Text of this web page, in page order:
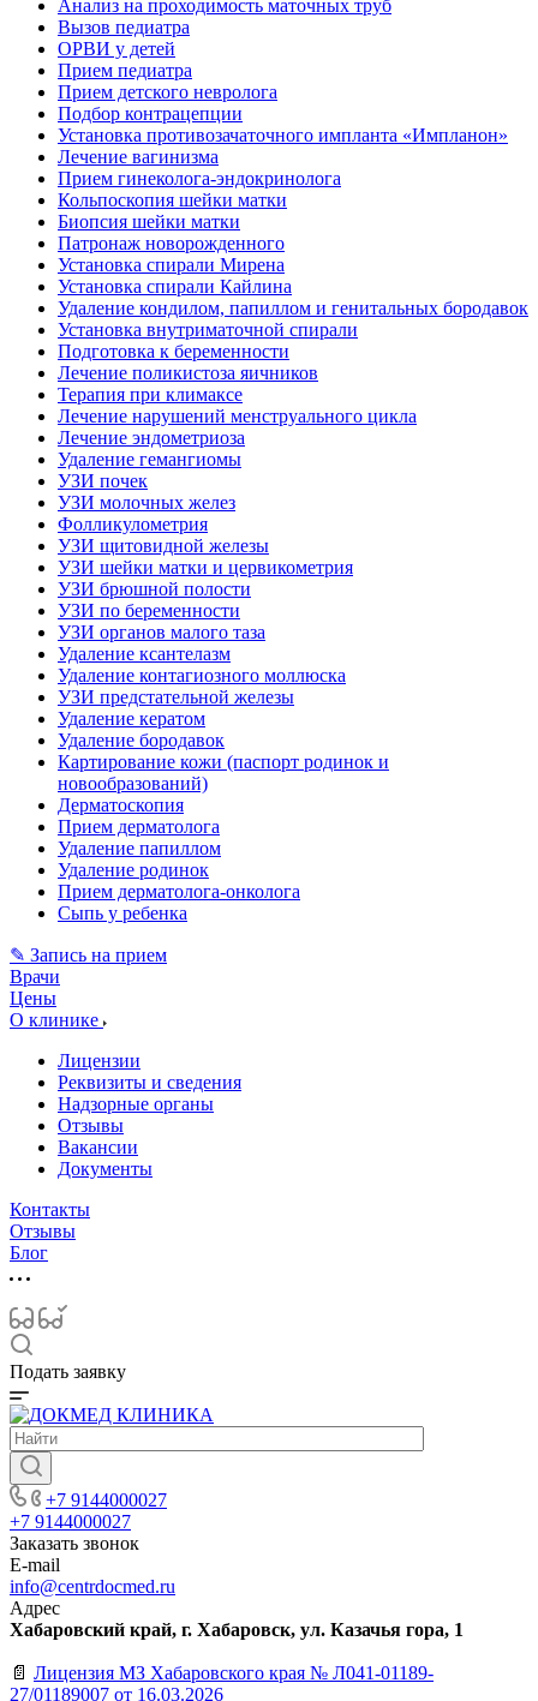
Анализ на проходимость маточных труб
Вызов педиатра
ОРВИ у детей
Прием педиатра
Прием детского невролога
Подбор контрацепции
Установка противозачаточного импланта «Импланон»
Лечение вагинизма
Прием гинеколога-эндокринолога
Кольпоскопия шейки матки
Биопсия шейки матки
Патронаж новорожденного
Установка спирали Мирена
Установка спирали Кайлина
Удаление кондилом, папиллом и генитальных бородавок
Установка внутриматочной спирали
Подготовка к беременности
Лечение поликистоза яичников
Терапия при климаксе
Лечение нарушений менструального цикла
Лечение эндометриоза
Удаление гемангиомы
УЗИ почек
УЗИ молочных желез
Фолликулометрия
УЗИ щитовидной железы
УЗИ шейки матки и цервикометрия
УЗИ брюшной полости
УЗИ по беременности
УЗИ органов малого таза
Удаление ксантелазм
Удаление контагиозного моллюска
УЗИ предстательной железы
Удаление кератом
Удаление бородавок
Картирование кожи (паспорт родинок и
новообразований)
Дерматоскопия
Прием дерматолога
Удаление папиллом
Удаление родинок
Прием дерматолога-онколога
Сыпь у ребенка
✎ Запись на прием
Врачи
Цены
О клинике
Лицензии
Реквизиты и сведения
Надзорные органы
Отзывы
Вакансии
Документы
Контакты
Отзывы
Блог
Подать заявку
+7 9144000027
+7 9144000027
Заказать звонок
E-mail
info@centrdocmed.ru
Адрес
Хабаровский край, г. Хабаровск, ул. Казачья гора, 1
📄 Лицензия МЗ Хабаровского края № Л041-01189-
27/01189007 от 16.03.2026